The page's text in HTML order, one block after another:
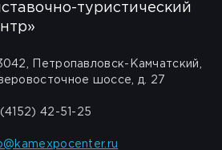
туристический
Петропавловск-Камчатский,
шоссе, д. 27
42-51-25